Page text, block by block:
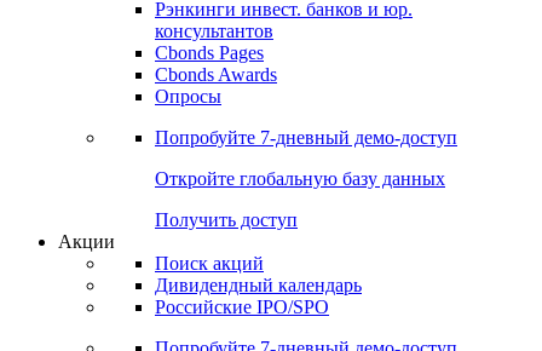
Рэнкинги инвест. банков и юр.
консультантов
Cbonds Pages
Cbonds Awards
Опросы
Попробуйте 7-дневный демо-доступ
Откройте глобальную базу данных
Получить доступ
Акции
Поиск акций
Дивидендный календарь
Российские IPO/SPO